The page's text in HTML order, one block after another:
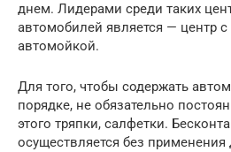
днем. Лидерами среди таких
автомобилей является — центр с
автомойкой.
Для того, чтобы содержать
порядке, не обязательно
этого тряпки, салфетки.
осуществляется без